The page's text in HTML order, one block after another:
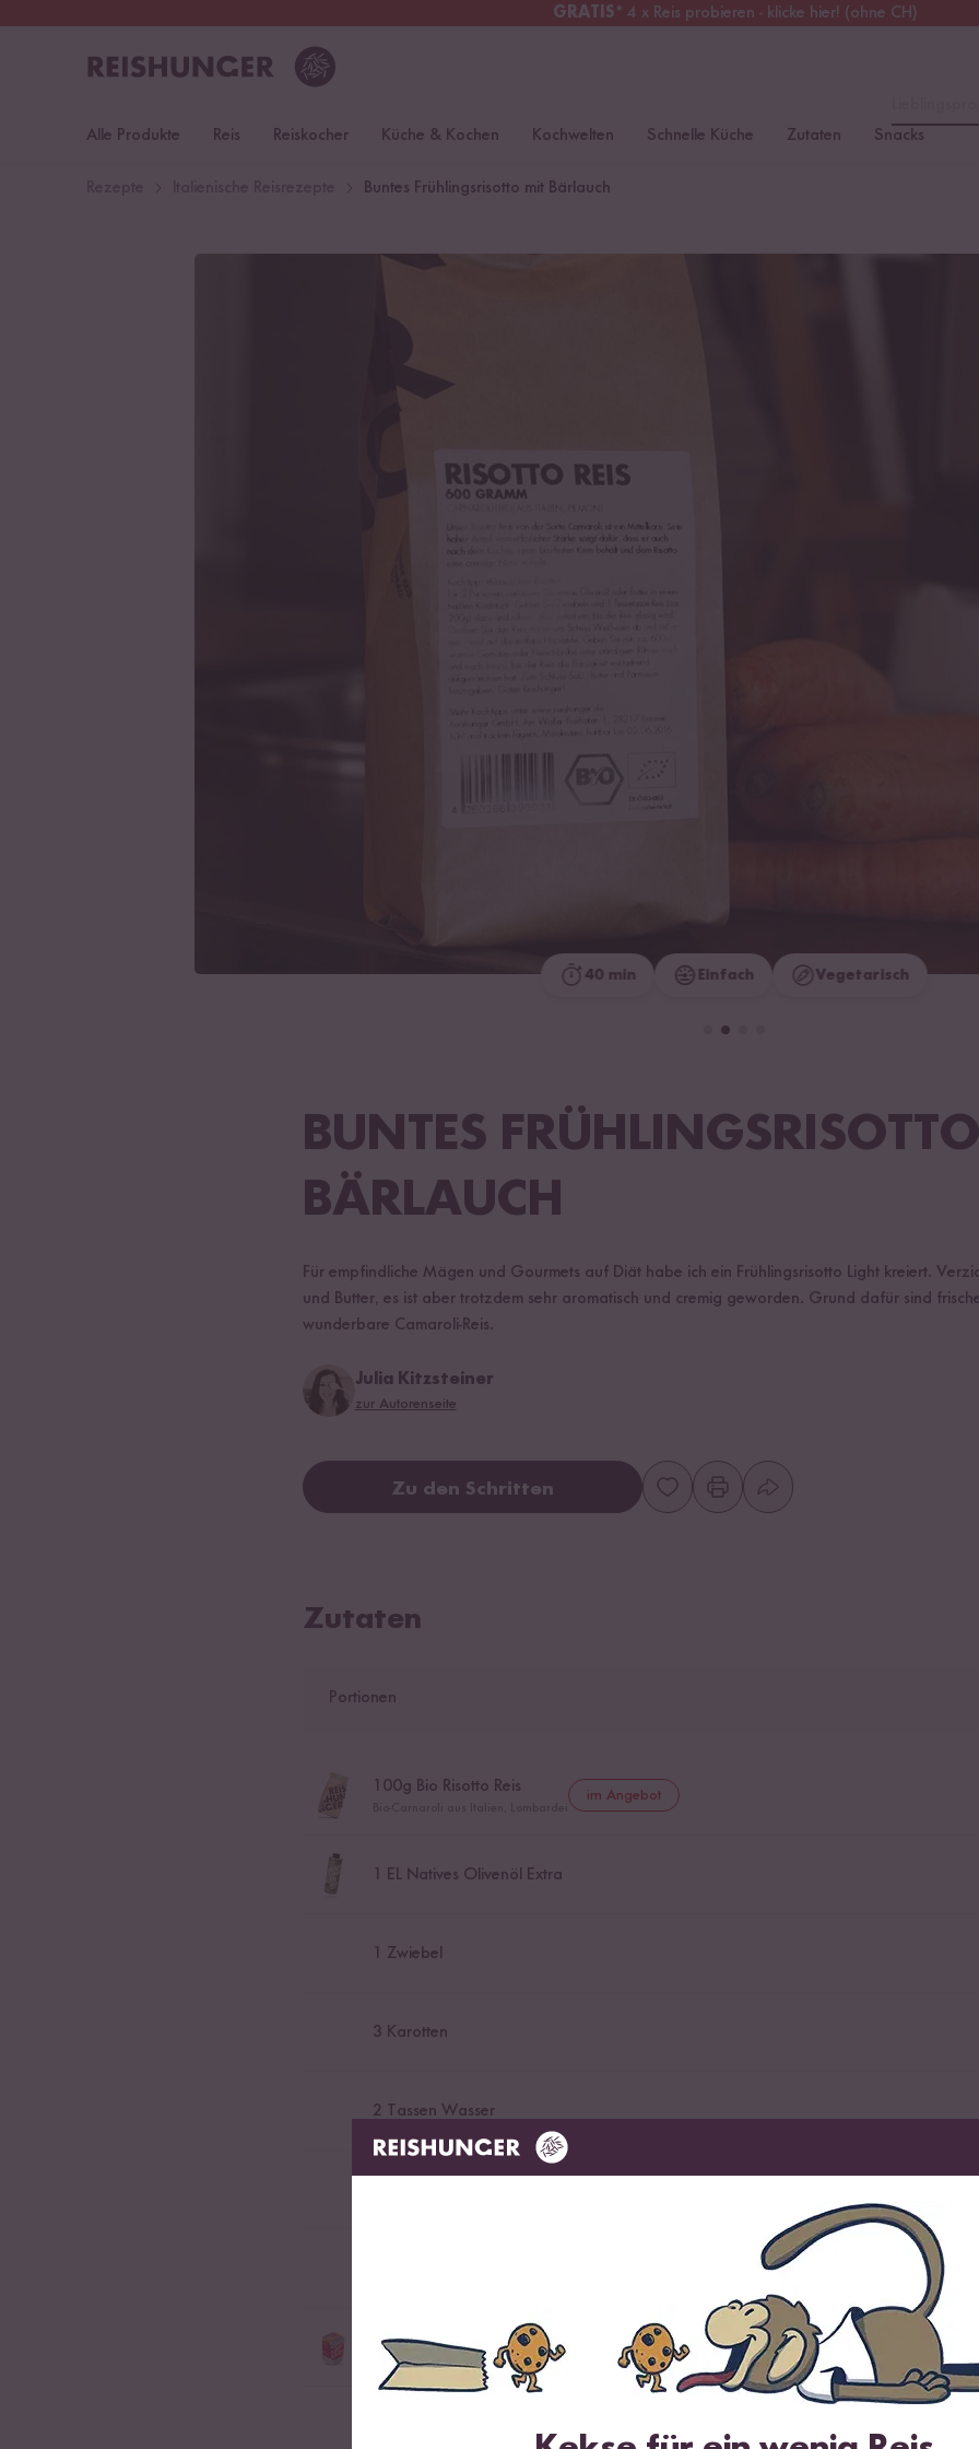
GRATIS* 4 x Reis probieren - klicke hier! (ohne CH)
Kostenloser Versand
Alle Produkte
Reis Reiskocher Küche & Kochen Kochwelten Schnelle Küche Zutaten Snacks
Buntes Frühlingsrisotto mit Bärlauch
40 min Einfach Vegetarisch
BUNTES
BÄRLAUCH
Für empfindliche Mägen und Gourmets auf Diät habe ich ein Frühlingsrisotto Light kreiert.
und Butter, es ist aber trotzdem sehr aromatisch und cremig geworden. Grund dafür sind
wunderbare Camaroli-Reis.
Julia Kitzsteiner
zur Autorenseite
Zu den Schritten
Zutaten
Portionen
100g Bio Risotto Reis im Angebot
1 EL Natives Olivenöl Extra
1 Zwiebel
3 Karotten
2 Tassen Wasser
1TL Bio Gemüsebrühe Reis Gewürz
Bio-Gemüsebrühe für Reis, Risotto & Co.